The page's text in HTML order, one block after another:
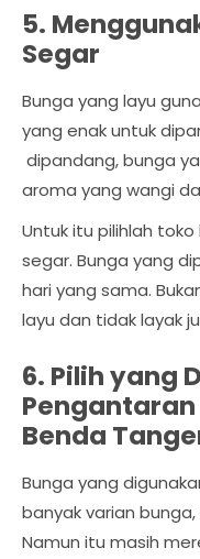
5.
Segar
Bunga yang layu
yang enak untuk
dipandang, bunga
aroma yang wangi
Untuk itu pilihlah
segar. Bunga yang
hari yang sama.
layu dan tidak layak
6. Pilih yang
Pengantaran
Benda
Bunga yang
banyak varian
Namun itu masih